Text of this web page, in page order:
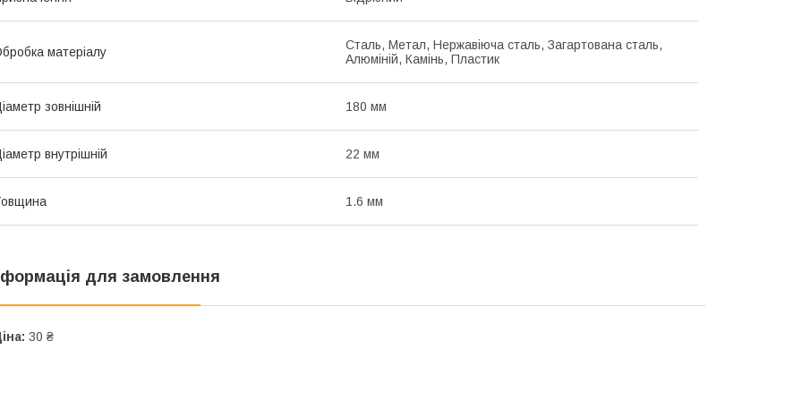
матеріалу
Сталь, Метал, Нержавіюча сталь, Загартована сталь,
Алюміній, Камінь, Пластик
зовнішній 180 мм
внутрішній 22 мм
1.6 мм
для замовлення
30 ₴